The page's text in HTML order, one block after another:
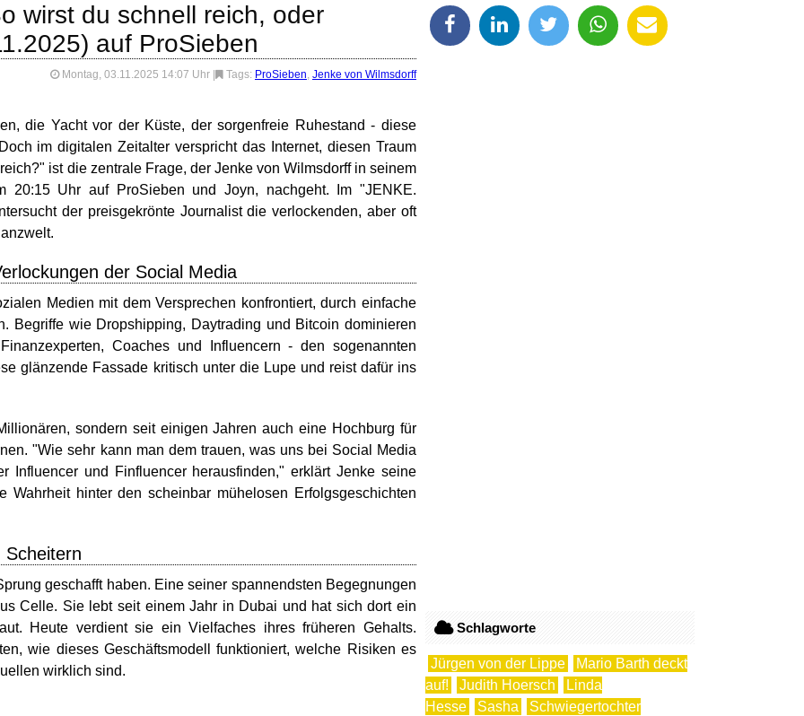
wirst du schnell reich, oder
auf ProSieben
Montag, 03.11.2025 14:07 Uhr Tags: ProSieben, Jenke von Wilmsdorff
die Yacht vor der Küste, der sorgenfreie Ruhestand - diese
im digitalen Zeitalter verspricht das Internet, diesen Traum
ist die zentrale Frage, der Jenke von Wilmsdorff in seinem
20:15 Uhr auf ProSieben und Joyn, nachgeht. Im "JENKE.
der preisgekrönte Journalist die verlockenden, aber oft
der Social Media
Medien mit dem Versprechen konfrontiert, durch einfache
Begriffe wie Dropshipping, Daytrading und Bitcoin dominieren
Coaches und Influencern - den sogenannten
glänzende Fassade kritisch unter die Lupe und reist dafür ins
sondern seit einigen Jahren auch eine Hochburg für
"Wie sehr kann man dem trauen, was uns bei Social Media
und Finfluencer herausfinden," erklärt Jenke seine
hinter den scheinbar mühelosen Erfolgsgeschichten
Scheitern
geschafft haben. Eine seiner spannendsten Begegnungen
Celle. Sie lebt seit einem Jahr in Dubai und hat sich dort ein
Heute verdient sie ein Vielfaches ihres früheren Gehalts.
wie dieses Geschäftsmodell funktioniert, welche Risiken es
wirklich sind.
Schlagworte
Jürgen von der Lippe
Mario Barth deckt
auf!
Judith Hoersch
Linda
Hesse
Sasha
Schwiegertochter